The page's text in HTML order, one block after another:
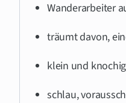
Wanderarbeiter
träumt davon,
klein und knochig
schlau,